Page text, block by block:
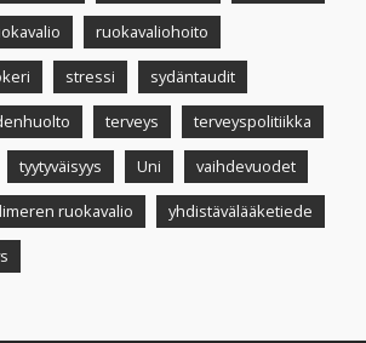
ruokavaliohoito
stressi sydäntaudit
terveys terveyspolitiikka
tyytyväisyys Uni vaihdevuodet
ruokavalio yhdistävälääketiede